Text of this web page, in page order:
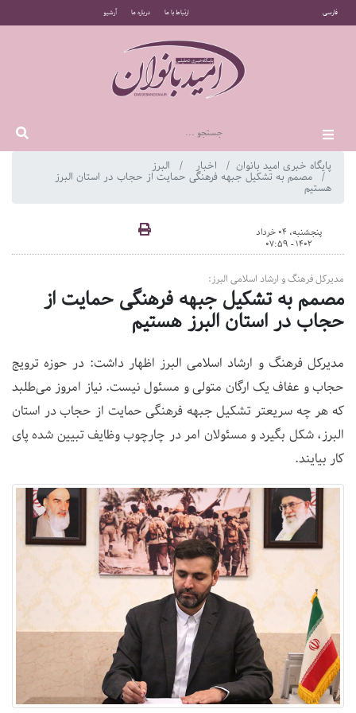
فارسی ارتباط با ما درباره ما آرشیو
پایگاه خبری امید بانوان اخبار البرز
مصمم به تشکیل جبهه فرهنگی حمایت از حجاب در استان البرز
هستیم
پنجشنبه، 04 خرداد
1402 - 07:59
مدیرکل فرهنگ و ارشاد اسلامی البرز:
مصمم به تشکیل جبهه فرهنگی حمایت از
حجاب در استان البرز هستیم
مدیرکل فرهنگ و ارشاد اسلامی البرز اظهار داشت: در حوزه ترویج
حجاب و عفاف یک ارگان متولی و مسئول نیست. نیاز امروز می‌طلبد
که هر چه سریعتر تشکیل جبهه فرهنگی حمایت از حجاب در استان
البرز، شکل بگیرد و مسئولان امر در چارچوب وظایف تبیین شده پای
کار بیایند.